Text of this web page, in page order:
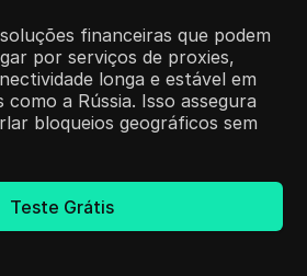
financeiras que podem
por serviços de proxies,
longa e estável em
a Rússia. Isso assegura
bloqueios geográficos sem
Teste Grátis